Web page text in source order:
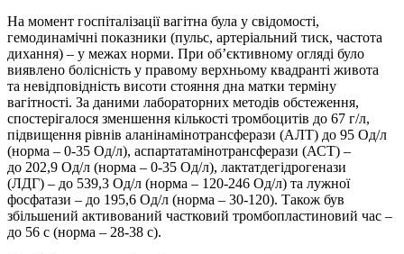
На момент госпіталізації вагітна була у свідомості,
гемодинамічні показники (пульс, артеріальний тиск, частота
дихання) – у межах норми. При об’єктивному огляді було
вияв­­лено болісність у правому верхньому квадранті живота
та невідповідність висоти стояння дна матки терміну
вагітності. За даними лабораторних методів обстеження,
спостерігалося зменшення кількості тромбоцитів до 67 г/л,
підвищення рівнів аланінамінотрансферази (АЛТ) до 95 Од/л
(норма – 0-35 Од/л), аспартатаміно­трансферази (АСТ) –
до 202,9 Од/л (норма – 0-35 Од/л), лактатдегідрогенази
(ЛДГ) – до 539,3 Од/л (норма – 120-246 Од/л) та лужної
фосфатази – до 195,6 Од/л (норма – 30-120). Також був
збільшений активований частковий тромбо­пластиновий час –
до 56 с (норма – 28-38 с).